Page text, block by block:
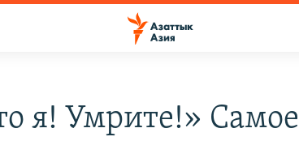
я! Умрите!»